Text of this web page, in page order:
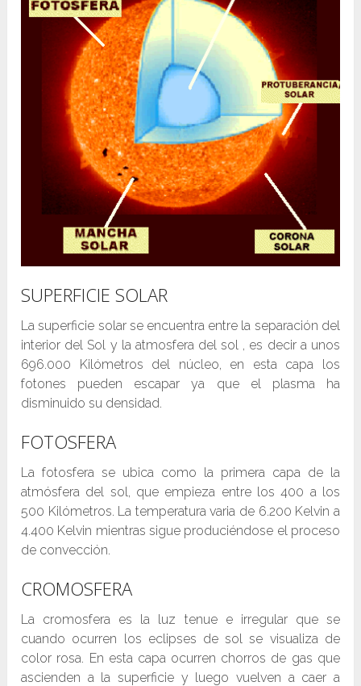
SUPERFICIE SOLAR
La superficie solar se encuentra entre la separación del
interior del Sol y la atmosfera del sol , es decir a unos
696.000 Kilómetros del núcleo, en esta capa los
fotones pueden escapar ya que el plasma ha
disminuido su densidad.
FOTOSFERA
La fotosfera se ubica como la primera capa de la
atmósfera del sol, que empieza entre los 400 a los
500 Kilómetros. La temperatura varia de 6.200 Kelvin a
4.400 Kelvin mientras sigue produciéndose el proceso
de convección.
CROMOSFERA
La cromosfera es la luz tenue e irregular que se
cuando ocurren los eclipses de sol se visualiza de
color rosa. En esta capa ocurren chorros de gas que
ascienden a la superficie y luego vuelven a caer a